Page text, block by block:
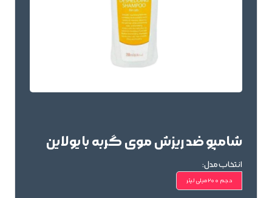
شامپو ضد ریزش موی گربه بایولاین
انتخاب مدل:
حجم 200میلی لیتر